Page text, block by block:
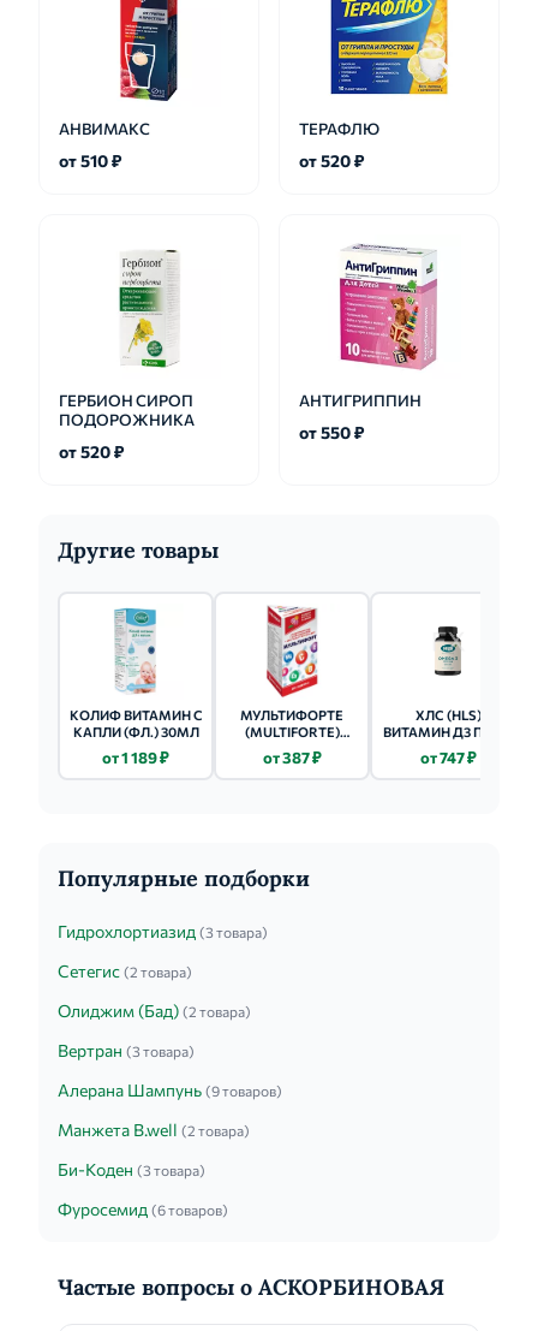
АНВИМАКС
от 510 ₽
ТЕРАФЛЮ
от 520 ₽
ГЕРБИОН СИРОП
ПОДОРОЖНИКА
от 520 ₽
АНТИГРИППИН
от 550 ₽
Другие товары
КОЛИФ ВИТАМИН С
КАПЛИ (ФЛ.) 30МЛ
от 1 189 ₽
МУЛЬТИФОРТЕ
(MULTIFORTE)
ПРЕМИУМ 2000МЕ
ТАБ 50 ШТ.
от 387 ₽
ХЛС (HLS)
ВИТАМИН Д3 ПАСТ.
от 747 ₽
Популярные подборки
Гидрохлортиазид (3 товара)
Сетегис (2 товара)
Олиджим (Бад) (2 товара)
Вертран (3 товара)
Алерана Шампунь (9 товаров)
Манжета B.well (2 товара)
Би-Коден (3 товара)
Фуросемид (6 товаров)
Частые вопросы о АСКОРБИНОВАЯ